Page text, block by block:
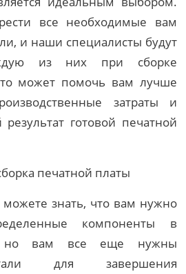
все необходимые вам
и наши специалисты будут
из них при сборке
может помочь вам лучше
затраты и
готовой печатной
печатной платы
знать, что вам нужно
компоненты в
но вам все еще нужны
для завершения